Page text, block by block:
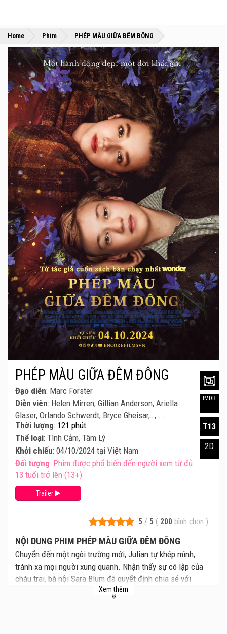
Home »
Phim »
PHÉP MÀU GIỮA ĐÊM ĐÔNG
5 / 5 ( 200 bình chọn )
NỘI DUNG PHIM PHÉP MÀU GIỮA ĐÊM ĐÔNG
Chuyển đến một ngôi trường mới, Julian tự khép mình,
tránh xa mọi người xung quanh. Nhận thấy sự cô lập của
cháu trai, bà nội Sara Blum đã quyết định chia sẻ với
Julian câu chuyện về tuổi trẻ của bà. Bà kể về thời gian
Xem thêm
PHÉP MÀU GIỮA ĐÊM ĐÔNG
Đạo diễn: Marc Forster
Diễn viên: Helen Mirren, Gillian Anderson, Ariella
Glaser, Orlando Schwerdt, Bryce Gheisar,…, ....
Thời lượng: 121 phút
Thể loại: Tình Cảm, Tâm Lý
Khởi chiếu: 04/10/2024 tại Việt Nam
Đối tượng: Phim được phổ biến đến người xem từ đủ
13 tuổi trở lên (13+)
Trailer
IMDB
T13
2D